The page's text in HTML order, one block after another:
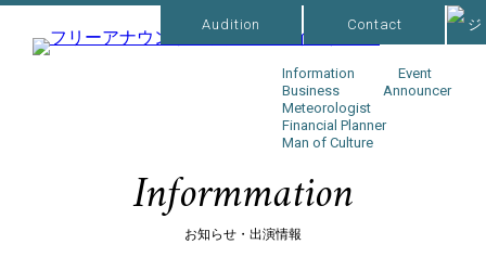
Information
Event
Business
Announcer
Meteorologist
Financial Planner
Man of Culture
Audition Contact
Informmation
お知らせ・出演情報